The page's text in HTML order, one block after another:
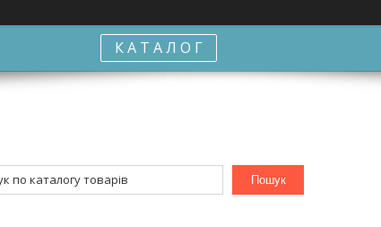
К А Т А Л О Г
Пошук